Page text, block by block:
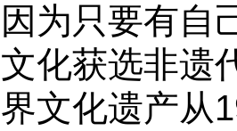
因为只要有自
文化获选非遗
界文化遗产从